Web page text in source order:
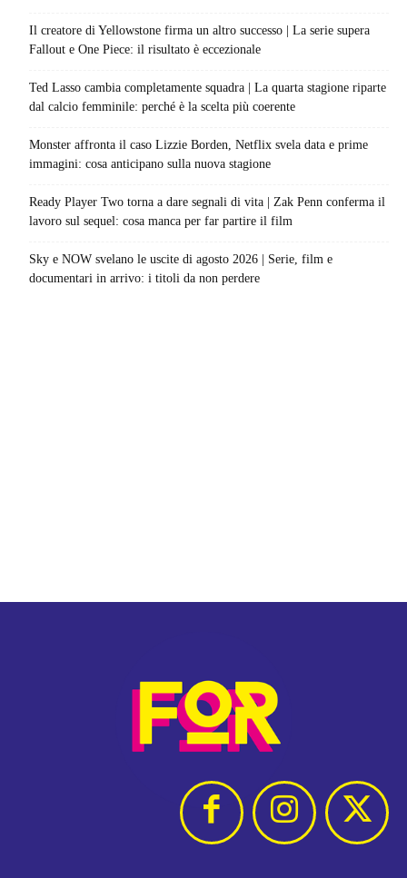
Il creatore di Yellowstone firma un altro successo | La serie supera
Fallout e One Piece: il risultato è eccezionale
Ted Lasso cambia completamente squadra | La quarta stagione riparte
dal calcio femminile: perché è la scelta più coerente
Monster affronta il caso Lizzie Borden, Netflix svela data e prime
immagini: cosa anticipano sulla nuova stagione
Ready Player Two torna a dare segnali di vita | Zak Penn conferma il
lavoro sul sequel: cosa manca per far partire il film
Sky e NOW svelano le uscite di agosto 2026 | Serie, film e
documentari in arrivo: i titoli da non perdere